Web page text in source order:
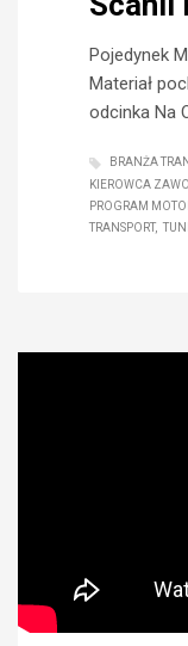
Pojedynek
Materiał
odcinka Na
BRANŻA
KIEROWCA
PROGRAM
TRANSPORT